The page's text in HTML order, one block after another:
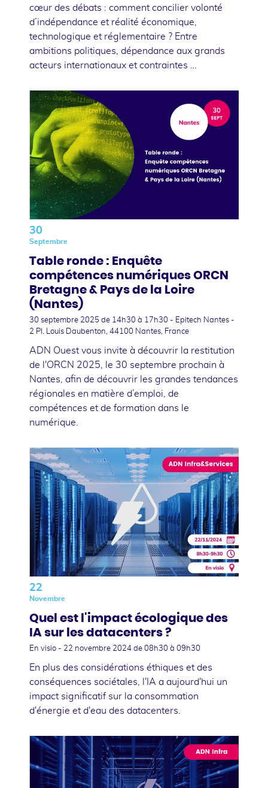
cœur des débats : comment concilier volonté
d’indépendance et réalité économique,
technologique et réglementaire ? Entre
ambitions politiques, dépendance aux grands
acteurs internationaux et contraintes …
30
Septembre
Table ronde : Enquête
compétences numériques ORCN
Bretagne & Pays de la Loire
(Nantes)
30 septembre 2025 de 14h30 à 17h30 - Epitech Nantes -
2 Pl. Louis Daubenton, 44100 Nantes, France
ADN Ouest vous invite à découvrir la restitution
de l'ORCN 2025, le 30 septembre prochain à
Nantes, afin de découvrir les grandes tendances
régionales en matière d’emploi, de
compétences et de formation dans le
numérique.
22
Novembre
Quel est l'impact écologique des
IA sur les datacenters ?
En visio - 22 novembre 2024 de 08h30 à 09h30
En plus des considérations éthiques et des
conséquences sociétales, l'IA a aujourd'hui un
impact significatif sur la consommation
d'énergie et d'eau des datacenters.